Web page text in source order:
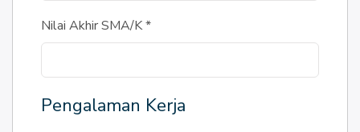
Nilai Akhir SMA/K*
Pengalaman Kerja